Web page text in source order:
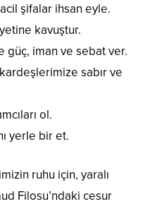
acil şifalar ihsan eyle.
kavuştur.
güç, iman ve sebat ver.
sabır ve
ol.
yerle bir et.
ruhu için, yaralı
Filosu’ndaki cesur